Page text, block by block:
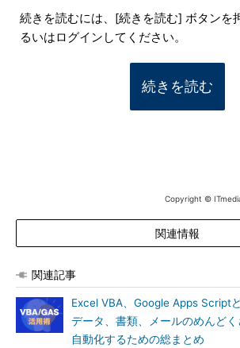
続きを読むには、[続きを読む] ボタンを
るいはログインしてください。
続きを読む
Copyright ©
関連情報
関連記事
Excel VBA、Google Apps
データ、書類、メールのめんど
自動化するための総まとめ